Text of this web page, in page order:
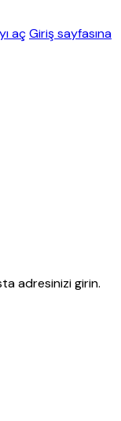
açGiriş sayfasına
adresinizi girin.